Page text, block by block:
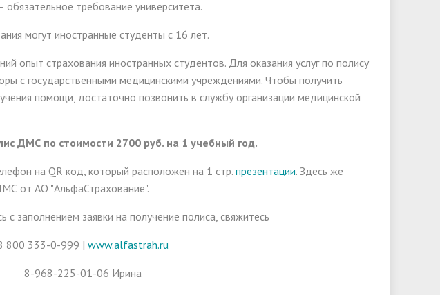
требование университета.
могут иностранные студенты с 16 лет.
опыт страхования иностранных студентов. Для оказания услуг по полису
с государственными медицинскими учреждениями. Чтобы получить
помощи, достаточно позвонить в службу организации медицинской
ДМС по стоимости 2700 руб. на 1 учебный год.
на QR код, который расположен на 1 стр. презентации. Здесь же
от АО "АльфаСтрахование".
с заполнением заявки на получение полиса, свяжитесь
800 333-0-999 | www.alfastrah.ru
8-968-225-01-06 Ирина